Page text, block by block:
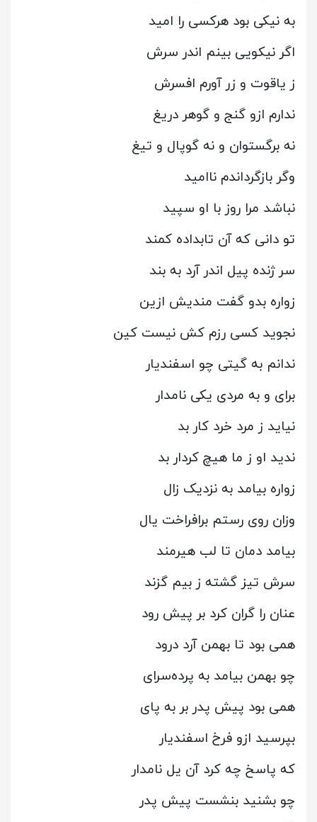
به نیکی بود هرکسی را امید
اگر نیکویی بینم اندر سرش
ز یاقوت و زر آورم افسرش
ندارم ازو گنج و گوهر دریغ
نه برگستوان و نه گوپال و تیغ
وگر بازگرداندم ناامید
نباشد مرا روز با او سپید
تو دانی که آن تابداده کمند
سر ژنده پیل اندر آرد به بند
زواره بدو گفت مندیش ازین
نجوید کسی رزم کش نیست کین
ندانم به گیتی چو اسفندیار
برای و به مردی یکی نامدار
نیاید ز مرد خرد کار بد
ندید او ز ما هیچ کردار بد
زواره بیامد به نزدیک زال
وزان روی رستم برافراخت یال
بیامد دمان تا لب هیرمند
سرش تیز گشته ز بیم گزند
عنان را گران کرد بر پیش رود
همی بود تا بهمن آرد درود
چو بهمن بیامد به پرده‌سرای
همی بود پیش پدر بر به پای
بپرسید ازو فرخ اسفندیار
که پاسخ چه کرد آن یل نامدار
چو بشنید بنشست پیش پدر